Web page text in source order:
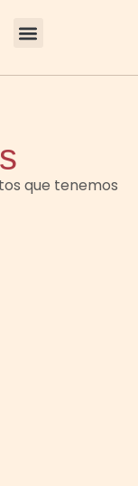
que tenemos